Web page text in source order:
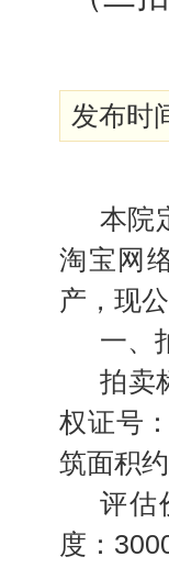
发布时
本院
淘宝网
产，现
一、
拍卖
权证号
筑面积
评估
度：